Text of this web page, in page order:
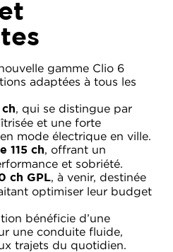
gamme Clio 6
adaptées à tous les
, qui se distingue par
et une forte
mode électrique en ville.
115 ch, offrant un
et sobriété.
ch GPL, à venir, destinée
optimiser leur budget
bénéficie d’une
une conduite fluide,
trajets du quotidien.